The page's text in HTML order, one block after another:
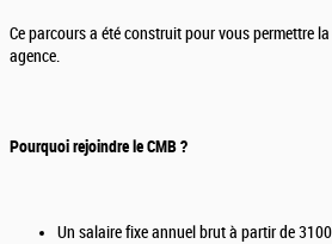
Ce parcours a été construit pour vous permettre
agence.
Pourquoi rejoindre le CMB ?
Un salaire fixe annuel brut à partir de